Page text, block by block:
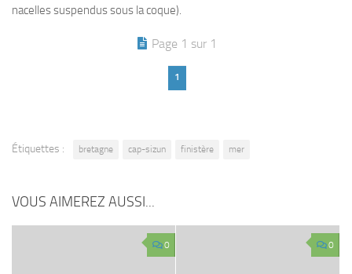
nacelles suspendus sous la coque).
Page 1 sur 1
1
Étiquettes : bretagne cap-sizun finistère mer
VOUS AIMEREZ AUSSI...
0 0